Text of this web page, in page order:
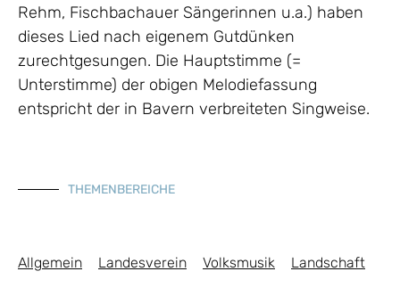
Rehm, Fischbachauer Sängerinnen u.a.) haben
dieses Lied nach eigenem Gutdünken
zurechtgesungen. Die Hauptstimme (=
Unterstimme) der obigen Melodiefassung
entspricht der in Bavern verbreiteten Singweise.
THEMENBEREICHE
Allgemein Landesverein Volksmusik Landschaft